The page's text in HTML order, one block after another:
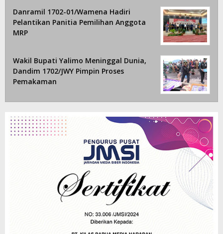
Danramil 1702-01/Wamena Hadiri
Pelantikan Panitia Pemilihan Anggota
MRP
Wakil Bupati Yalimo Meninggal Dunia,
Dandim 1702/JWY Pimpin Proses
Pemakaman